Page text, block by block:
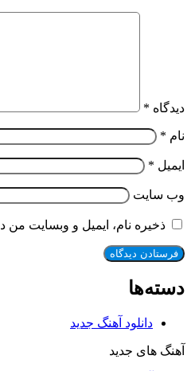
دیدگاه *
نام *
ایمیل *
وب‌ سایت
ذخیره نام، ایمیل و وبسایت من
دسته‌ها
دانلود آهنگ جدید
آهنگ های جدید